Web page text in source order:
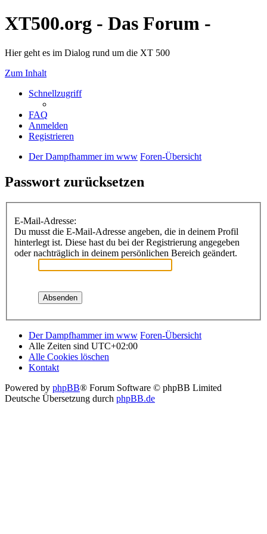
XT500.org - Das Forum -
Hier geht es im Dialog rund um die XT 500
Zum Inhalt
Schnellzugriff
FAQ
Anmelden
Registrieren
Der Dampfhammer im www Foren-Übersicht
Passwort zurücksetzen
E-Mail-Adresse:
Du musst die E-Mail-Adresse angeben, die in deinem Profil
hinterlegt ist. Diese hast du bei der Registrierung angegeben
oder nachträglich in deinem persönlichen Bereich geändert.
Der Dampfhammer im www Foren-Übersicht
Alle Zeiten sind UTC+02:00
Alle Cookies löschen
Kontakt
Powered by phpBB® Forum Software © phpBB Limited
Deutsche Übersetzung durch phpBB.de